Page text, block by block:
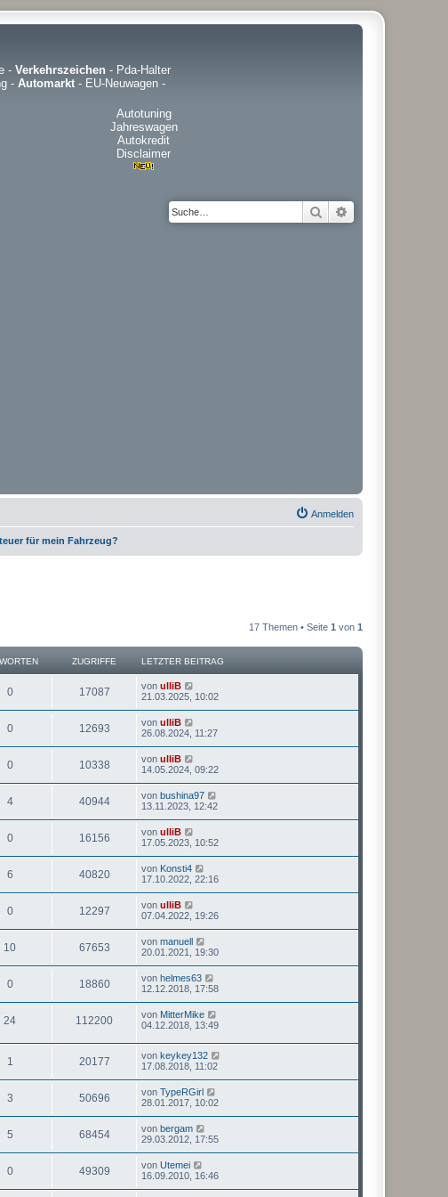
- Verkehrszeichen- Pda-Halter
- Automarkt - EU-Neuwagen -
Autotuning
Jahreswagen
Autokredit
Disclaimer
Suche
Anmelden
für mein Fahrzeug?
17 Themen • Seite 1 von 1
ZUGRIFFE LETZTER BEITRAG
0 17087 von ulliB
21.03.2025, 10:02
0 12693 von ulliB
26.08.2024, 11:27
0 10338 von ulliB
14.05.2024, 09:22
4 40944 von bushina97
13.11.2023, 12:42
0 16156 von ulliB
17.05.2023, 10:52
6 40820 von Konsti4
17.10.2022, 22:16
0 12297 von ulliB
07.04.2022, 19:26
10 67653 von manuell
20.01.2021, 19:30
0 18860 von helmes63
12.12.2018, 17:58
24 112200 von MitterMike
04.12.2018, 13:49
1 20177 von keykey132
17.08.2018, 11:02
3 50696 von TypeRGirl
28.01.2017, 10:02
5 68454 von bergam
29.03.2012, 17:55
0 49309 von Utemei
16.09.2010, 16:46